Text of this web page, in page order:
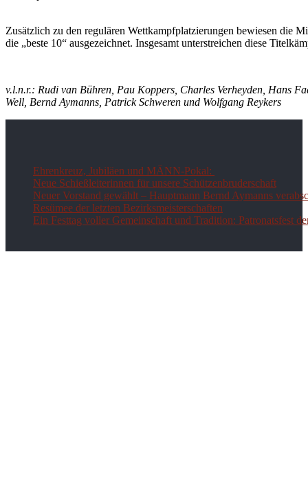
Zusätzlich zu den regulären Wettkampfplatzierungen bewiesen die
die „beste 10“ ausgezeichnet. Insgesamt unterstreichen diese
v.l.n.r.: Rudi van Bühren, Pau Koppers, Charles Verheyden, Hans
Well, Bernd Aymanns, Patrick Schweren und Wolfgang Reykers
Ehrenkreuz, Jubiläen und MÄNN-Pokal:
Neue Schießleiterinnen für unsere Schützenbruderschaft
Neuer Vorstand gewählt – Hauptmann Bernd Aymanns
Resümee der letzten Bezirksmeisterschaften
Ein Festtag voller Gemeinschaft und Tradition: Patronatsfest